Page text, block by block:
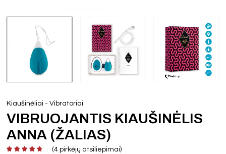
Kiaušinėliai -Vibratoriai
VIBRUOJANTIS KIAUŠINĖLIS
ANNA (ŽALIAS)
(4 pirkėjų atsiliepimai)